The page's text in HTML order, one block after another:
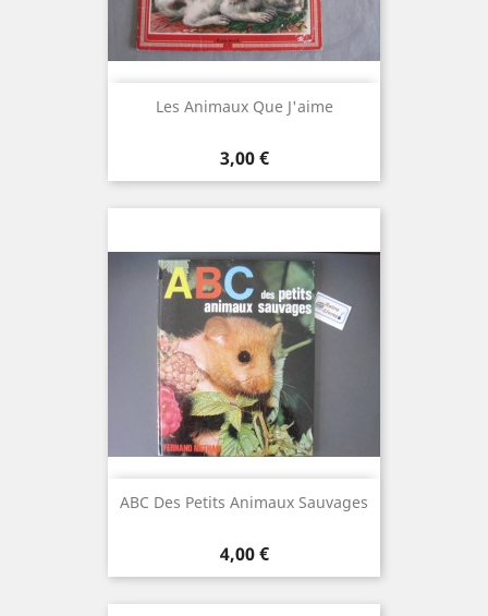
Les Animaux Que J'aime
Prix
3,00 €
ABC Des Petits Animaux Sauvages
Prix
4,00 €